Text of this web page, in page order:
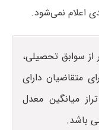
سوابق تحصیلی،
متقاضیان دارای
میانگین معدل
باشد.